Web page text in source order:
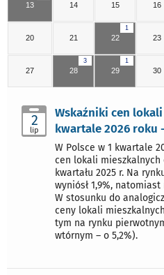
13 14 15 16
20 21
1
22 23
27
3
28
1
29 30
2
lip
Wskaźniki cen
kwartale 2026 roku
W Polsce w 1 kwartale
cen lokali mieszkalnych
kwartału 2025 r. Na
wyniósł 1,9%,
W stosunku do
ceny lokali
tym na rynku
wtórnym – o 5,2%).